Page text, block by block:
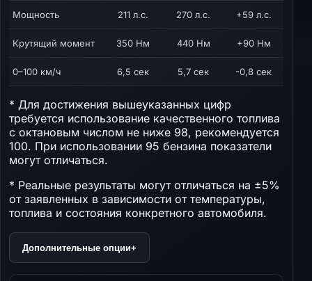
Мощность 211 л.с. 270 л.с. +59 л.с.
Крутящий момент 350 Нм 440 Нм +90 Нм
0–100 км/ч 6,5 сек 5,7 сек -0,8 сек
* Для достижения вышеуказанных цифр
требуется использование качественного топлива
с октановым числом не ниже 98, рекомендуется
100. При использовании 95 бензина показатели
могут отличаться.
* Реальные результаты могут отличаться на ±5%
от заявленных в зависимости от температуры,
топлива и состояния конкретного автомобиля.
Дополнительные опции+